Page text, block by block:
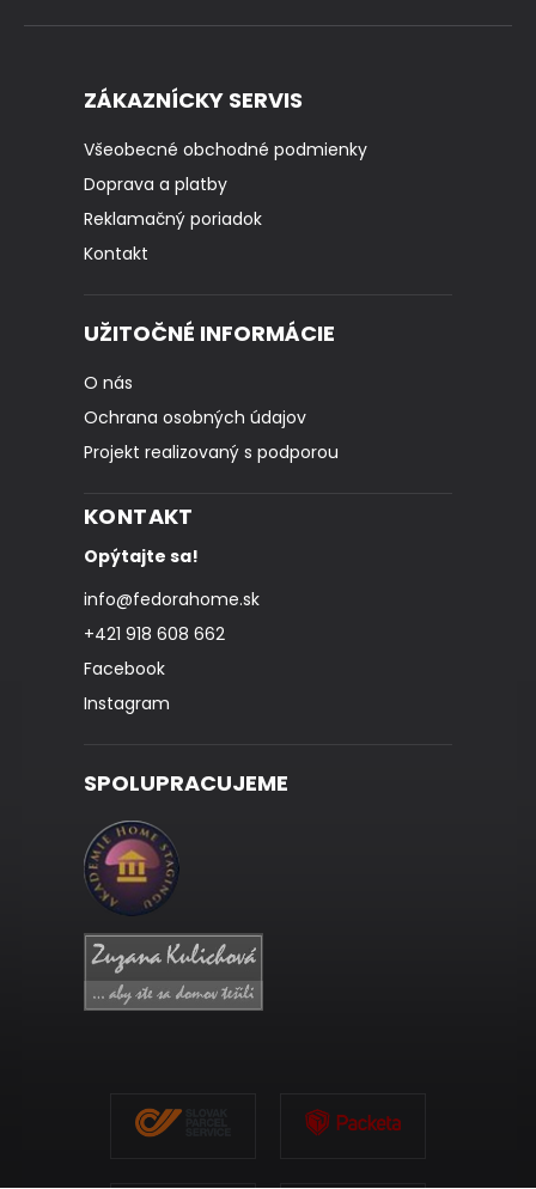
ZÁKAZNÍCKY SERVIS
Všeobecné obchodné podmienky
Doprava a platby
Reklamačný poriadok
Kontakt
UŽITOČNÉ INFORMÁCIE
O nás
Ochrana osobných údajov
Projekt realizovaný s podporou
KONTAKT
Opýtajte sa!
info@fedorahome.sk
+421 918 608 662
Facebook
Instagram
SPOLUPRACUJEME